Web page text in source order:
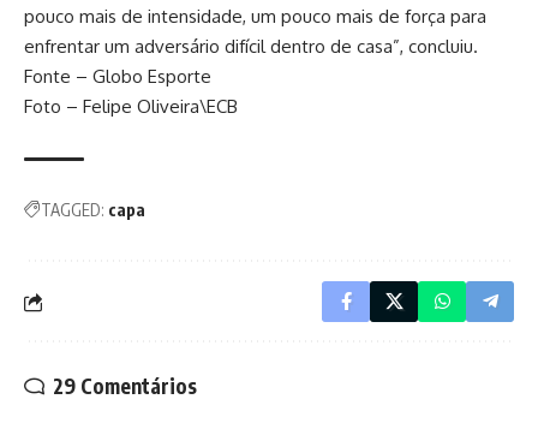
pouco mais de intensidade, um pouco mais de força para
enfrentar um adversário difícil dentro de casa”, concluiu.
Fonte – Globo Esporte
Foto – Felipe Oliveira\ECB
TAGGED: capa
29 Comentários